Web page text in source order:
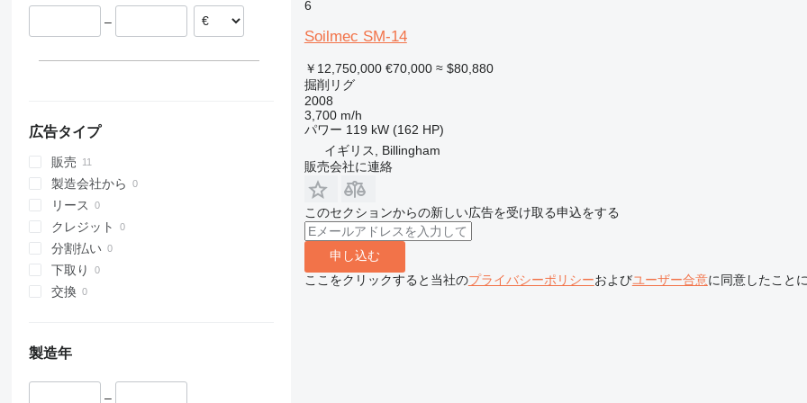
SR 65
SR 75
オーストリア
–
広告タイプ
販売
製造会社から
リース
クレジット
分割払い
下取り
交換
製造年
–
6
Soilmec SM-14
￥12,750,000 €70,000 ≈ $80,880
掘削リグ
2008
3,700 m/h
パワー 119 kW (162 HP)
イギリス, Billingham
販売会社に連絡
このセクションからの新しい広告を受け取る申込をする
申し込む
ここをクリックすると当社のプライバシーポリシーおよびユーザー合意に同意したこと